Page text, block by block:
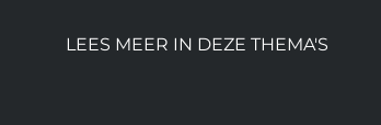
LEES MEER IN DEZE THEMA'S